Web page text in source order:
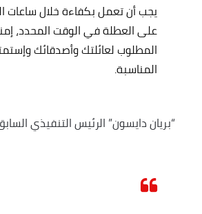
يجب أن تعمل بكفاءة خلال ساعات
على العطلة في الوقت المحدد،
المطلوب لعائلتك وأصدقائك
المناسبة.
“بريان دايسون” الرئيس التنفيذي